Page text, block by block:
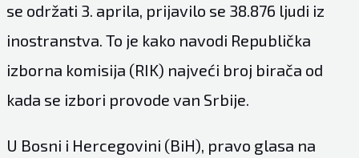
se održati 3. aprila, prijavilo se 38.876 ljudi iz
inostranstva. To je kako navodi Republička
izborna komisija (RIK) najveći broj birača od
kada se izbori provode van Srbije.
U Bosni i Hercegovini (BiH), pravo glasa na